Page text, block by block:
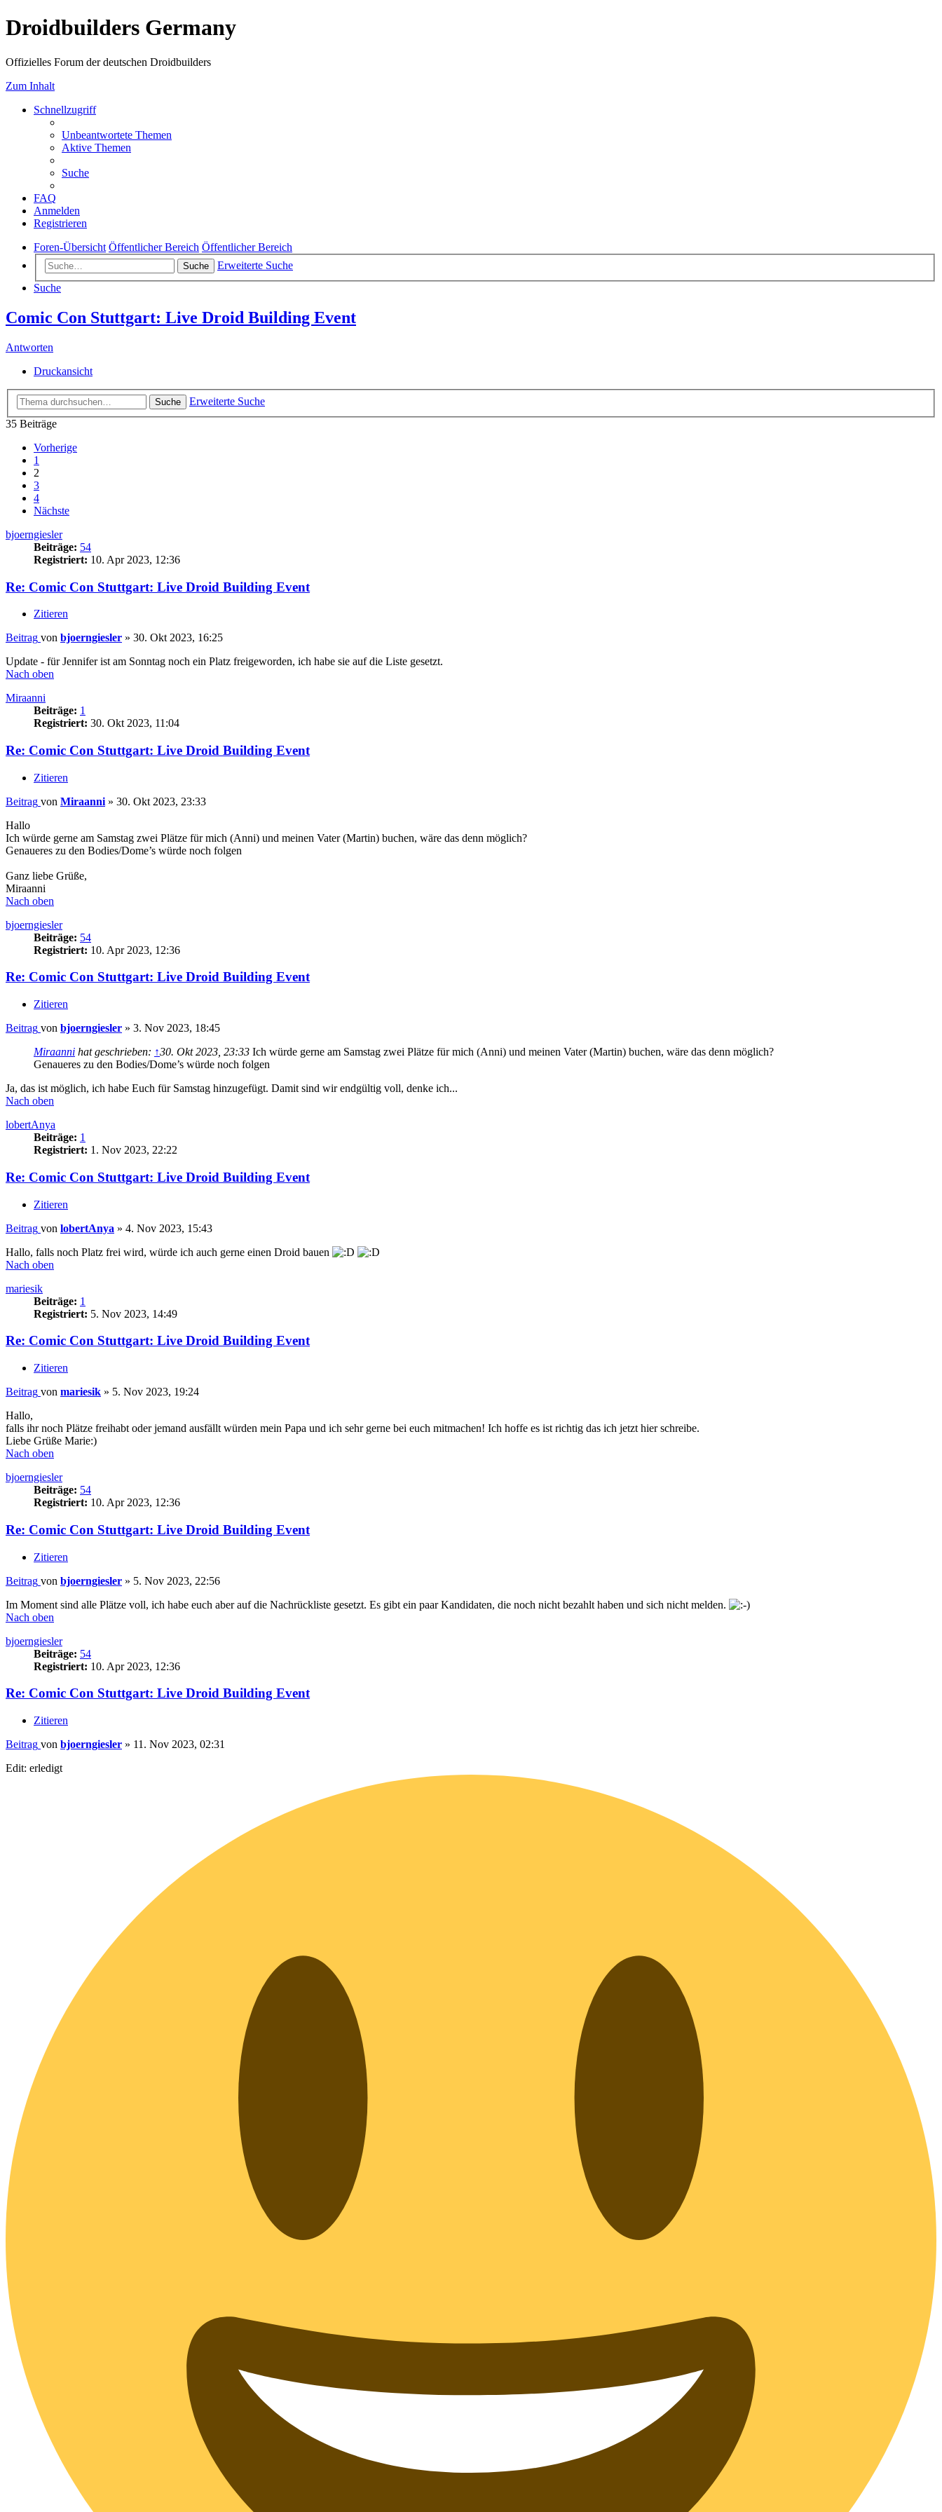
Droidbuilders Germany
Offizielles Forum der deutschen Droidbuilders
Zum Inhalt
Schnellzugriff
Unbeantwortete Themen
Aktive Themen
Suche
FAQ
Anmelden
Registrieren
Foren-Übersicht Öffentlicher Bereich Öffentlicher Bereich
Suche
Erweiterte Suche
Suche
Comic Con Stuttgart: Live Droid Building Event
Antworten
Druckansicht
Suche
Erweiterte Suche
35 Beiträge
Vorherige
1
2
3
4
Nächste
bjoerngiesler
Beiträge: 54
Registriert: 10. Apr 2023, 12:36
Re: Comic Con Stuttgart: Live Droid Building Event
Zitieren
Beitrag von bjoerngiesler » 30. Okt 2023, 16:25
Update - für Jennifer ist am Sonntag noch ein Platz freigeworden, ich habe sie auf die Liste gesetzt.
Nach oben
Miraanni
Beiträge: 1
Registriert: 30. Okt 2023, 11:04
Re: Comic Con Stuttgart: Live Droid Building Event
Zitieren
Beitrag von Miraanni » 30. Okt 2023, 23:33
Hallo
Ich würde gerne am Samstag zwei Plätze für mich (Anni) und meinen Vater (Martin) buchen, wäre das denn möglich?
Genaueres zu den Bodies/Dome’s würde noch folgen
Ganz liebe Grüße,
Miraanni
Nach oben
bjoerngiesler
Beiträge: 54
Registriert: 10. Apr 2023, 12:36
Re: Comic Con Stuttgart: Live Droid Building Event
Zitieren
Beitrag von bjoerngiesler » 3. Nov 2023, 18:45
Miraanni hat geschrieben: ↑30. Okt 2023, 23:33 Ich würde gerne am Samstag zwei Plätze für mich (Anni) und meinen Vater (Martin) buchen, wäre das denn möglich?
Genaueres zu den Bodies/Dome’s würde noch folgen
Ja, das ist möglich, ich habe Euch für Samstag hinzugefügt. Damit sind wir endgültig voll, denke ich...
Nach oben
lobertAnya
Beiträge: 1
Registriert: 1. Nov 2023, 22:22
Re: Comic Con Stuttgart: Live Droid Building Event
Zitieren
Beitrag von lobertAnya » 4. Nov 2023, 15:43
Hallo, falls noch Platz frei wird, würde ich auch gerne einen Droid bauen
Nach oben
mariesik
Beiträge: 1
Registriert: 5. Nov 2023, 14:49
Re: Comic Con Stuttgart: Live Droid Building Event
Zitieren
Beitrag von mariesik » 5. Nov 2023, 19:24
Hallo,
falls ihr noch Plätze freihabt oder jemand ausfällt würden mein Papa und ich sehr gerne bei euch mitmachen! Ich hoffe es ist richtig das ich jetzt hier schreibe.
Liebe Grüße Marie:)
Nach oben
bjoerngiesler
Beiträge: 54
Registriert: 10. Apr 2023, 12:36
Re: Comic Con Stuttgart: Live Droid Building Event
Zitieren
Beitrag von bjoerngiesler » 5. Nov 2023, 22:56
Im Moment sind alle Plätze voll, ich habe euch aber auf die Nachrückliste gesetzt. Es gibt ein paar Kandidaten, die noch nicht bezahlt haben und sich nicht melden.
Nach oben
bjoerngiesler
Beiträge: 54
Registriert: 10. Apr 2023, 12:36
Re: Comic Con Stuttgart: Live Droid Building Event
Zitieren
Beitrag von bjoerngiesler » 11. Nov 2023, 02:31
Edit: erledigt